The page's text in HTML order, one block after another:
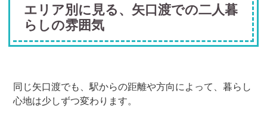
エリア別に見る、矢口渡での二人暮
らしの雰囲気
同じ矢口渡でも、駅からの距離や方向によって、暮らし
心地は少しずつ変わります。